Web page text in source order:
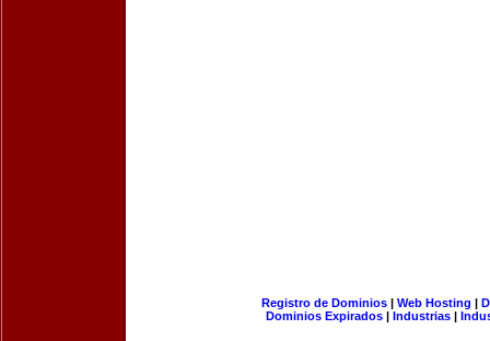
Registro de Dominios| Web Hosting |
Dominios Expirados | Industrias |